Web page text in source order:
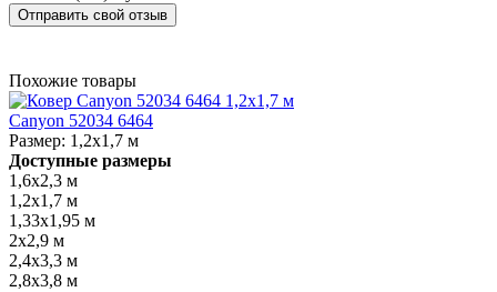
Отправить свой отзыв
Похожие товары
Canyon 52034 6464
Размер: 1,2x1,7 м
Доступные размеры
1,6x2,3 м
1,2x1,7 м
1,33x1,95 м
2x2,9 м
2,4x3,3 м
2,8x3,8 м